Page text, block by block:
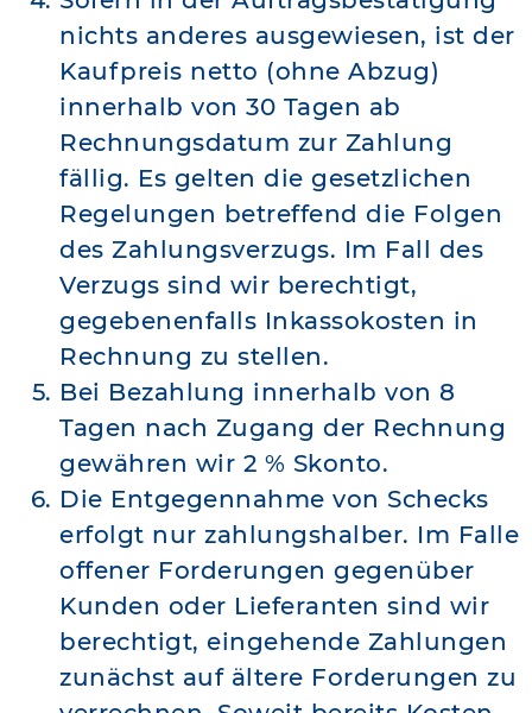
nichts anderes ausgewiesen, ist der
Kaufpreis netto (ohne Abzug)
innerhalb von 30 Tagen ab
Rechnungsdatum zur Zahlung
fällig. Es gelten die gesetzlichen
Regelungen betreffend die Folgen
des Zahlungsverzugs. Im Fall des
Verzugs sind wir berechtigt,
gegebenenfalls Inkassokosten in
Rechnung zu stellen.
Bei Bezahlung innerhalb von 8
Tagen nach Zugang der Rechnung
gewähren wir 2 % Skonto.
Die Entgegennahme von Schecks
erfolgt nur zahlungshalber. Im Falle
offener Forderungen gegenüber
Kunden oder Lieferanten sind wir
berechtigt, eingehende Zahlungen
zunächst auf ältere Forderungen zu